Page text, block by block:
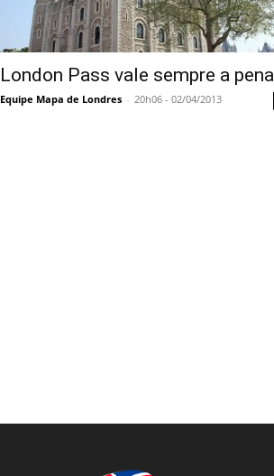
London Pass vale sempre a
Equipe Mapa de Londres - 20h06 - 02/04/2013